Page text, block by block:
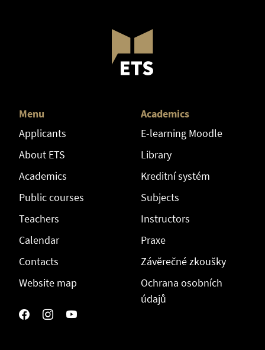
Menu
Applicants
About ETS
Academics
Public courses
Teachers
Calendar
Contacts
Website map
Academics
E-learning Moodle
Library
Kreditní systém
Subjects
Instructors
Praxe
Závěrečné zkoušky
Ochrana osobních
údajů